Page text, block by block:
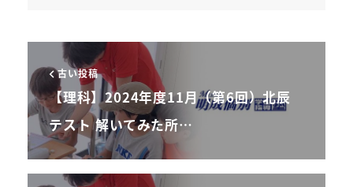
古い投稿
【理科】2024年度11月（第6回）北辰
テスト 解いてみた所…